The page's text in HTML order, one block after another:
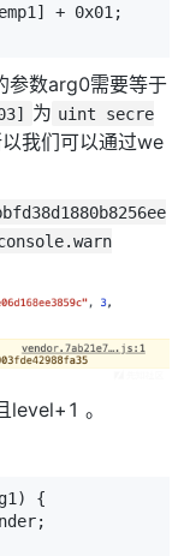
+ 0x01;
参数arg0需要等于
为 uint secre
我们可以通过we
level+1 。
{